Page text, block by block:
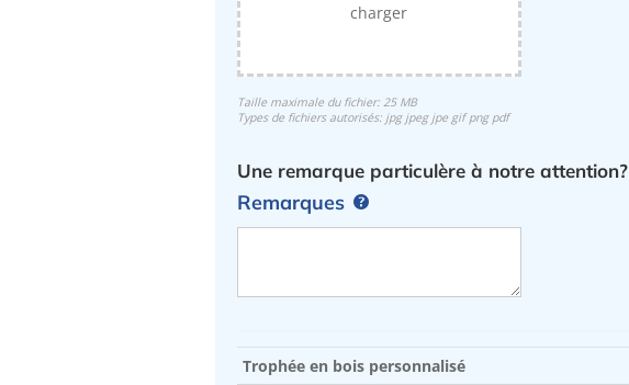
charger
Taille maximale du fichier: 25 MB
Types de fichiers autorisés: jpg jpeg jpe gif png pdf
Une remarque particulère à notre attention?
Remarques
Trophée en bois personnalisé